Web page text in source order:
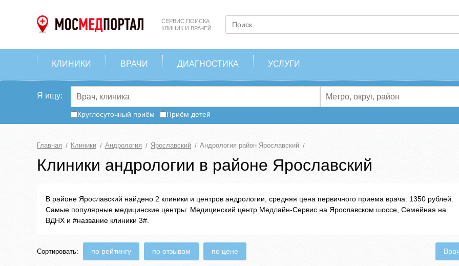
СЕРВИС ПОИСКА
КЛИНИК И ВРАЧЕЙ
КЛИНИКИ ВРАЧИ ДИАГНОСТИКА УСЛУГИ
Я ищу:
Круглосуточный приём Приём детей
Главная Клиники Андрология Ярославский Андрология район Ярославский
Клиники андрологии в районе Ярославский
В районе Ярославский найдено 2 клиники и центров андрологии, средняя цена первичного приема врача: 1350 рублей.
Самые популярные медицинские центры: Медицинский центр Медлайн-Сервис на Ярославском шоссе, Семейная на
ВДНХ и #название клиники 3#.
Сортировать: по рейтингу по отзывам по цене